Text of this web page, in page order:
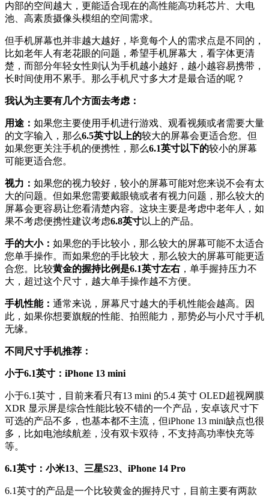
内部的空间越大，更能适合现在的高性能高功耗芯片、大电
池、高素质摄像头模组的空间需求。
但手机屏幕也并非越大越好，毕竟每个人的需求点是不同的，
比如老年人有老花眼的问题，希望手机屏幕大，看字体更清
楚，而部分年轻女性则认为手机越小越好，越小越容易携带，
长时间使用不累手。那么手机尺寸多大才是最合适的呢？
我认为主要有几个方面去考虑：
用途： 如果您主要使用手机进行游戏、观看视频或者需要大量
的文字输入，那么6.5英寸以上的较大的屏幕会更适合您。但
如果您更关注手机的便携性，那么6.1英寸以下的较小的屏幕
可能更适合您。
视力： 如果您的视力较好，较小的屏幕可能对您来说不会有太
大的问题。但如果您需要戴眼镜或者有视力问题，那么较大的
屏幕会更容易让您看清楚内容。这块主要是考虑中老年人，如
果不考虑便携性建议考虑6.8英寸以上的产品。
手的大小： 如果您的手比较小，那么较大的屏幕可能不太适合
您单手操作。而如果您的手比较大，那么较大的屏幕可能更适
合您。比较黄金的握持比例是6.1英寸左右 ，单手握持压力不
大，超过这个尺寸，越大单手操作越不方便。
手机性能： 通常来说，屏幕尺寸越大的手机性能会越高。因
此，如果你想要旗舰的性能、拍照能力，那势必与小尺寸手机
无缘。
不同尺寸手机推荐：
小于6.1英寸：iPhone 13 mini
小于6.1英寸，目前来看只有13 mini 的5.4 英寸 OLED超视网膜
XDR 显示屏是综合性能比较不错的一个产品，安卓该尺寸下
可选的产品不多，也基本都不主流，但iPhone 13 mini缺点也很
多，比如电池续航差，没有双卡双待，不支持高功率快充等
等。
6.1英寸：小米13、三星S23、iPhone 14 Pro
6.1英寸的产品是一个比较黄金的握持尺寸，目前主要有两款